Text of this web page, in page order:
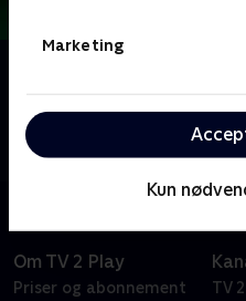
Marketing
Kun
stund, for nu går det løs til
mesterskab på Pakhus 11 i
Om TV 2 Play
Priser og abonnement
TV 2